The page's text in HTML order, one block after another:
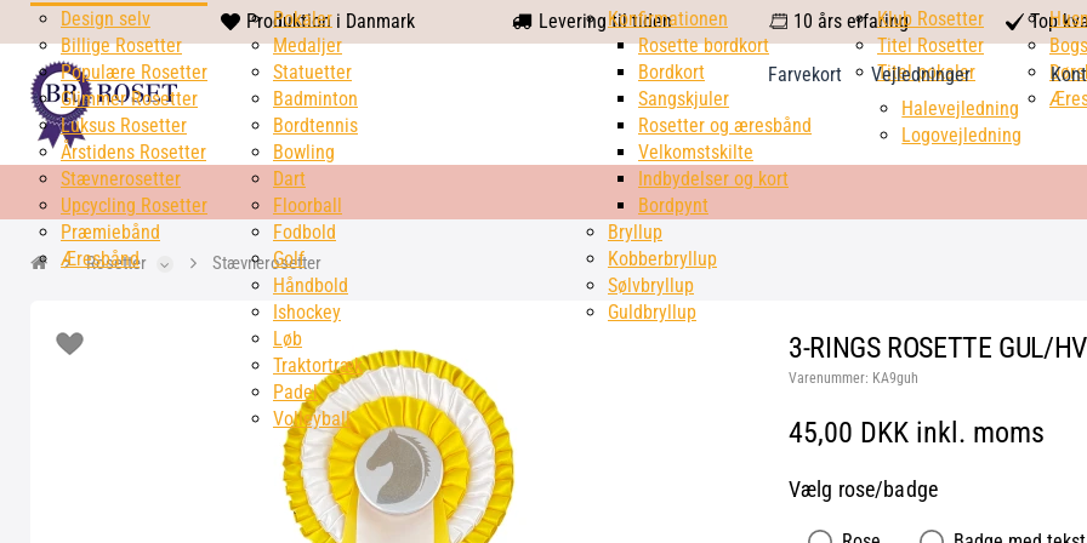
heart
solid
Produktion i Danmark Levering til tiden calendar
10 års erfaring
check
mark
Top
Farvekort
Vejledninger
Halevejledning
Logovejledning
Design selv
Billige Rosetter
Populære Rosetter
Glimmer Rosetter
Luksus Rosetter
Årstidens Rosetter
Stævnerosetter
Upcycling Rosetter
Præmiebånd
Æresbånd
Pokaler
Medaljer
Statuetter
Badminton
Bordtennis
Bowling
Dart
Floorball
Fodbold
Golf
Håndbold
Ishockey
Løb
Traktortræk
Padel
Volleyball
Konfirmationen
Rosette bordkort
Bordkort
Sangskjuler
Rosetter og æresbånd
Velkomstskilte
Indbydelser og kort
Bordpynt
Bryllup
Kobberbryllup
Sølvbryllup
Guldbryllup
Klub Rosetter
Titel Rosetter
Titel pokaler
Rosetter Stævnerosetter
3-RINGS ROSETTE GUL/
Varenummer: KA9guh
45,00 DKK inkl. moms
Vælg rose/badge